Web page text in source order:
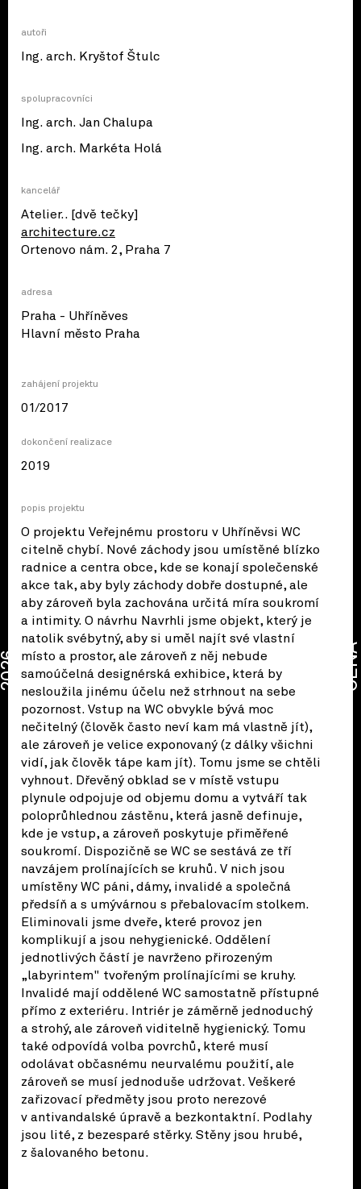
autoři
Ing. arch. Kryštof Štulc
spolupracovníci
Ing. arch. Jan Chalupa
Ing. arch. Markéta Holá
kancelář
Atelier.. [dvě tečky]
architecture.cz
Ortenovo nám. 2, Praha 7
adresa
Praha - Uhříněves
Hlavní město Praha
zahájení projektu
01/2017
dokončení realizace
2019
popis projektu
O projektu Veřejnému prostoru v Uhříněvsi WC
citelně chybí. Nové záchody jsou umístěné blízko
radnice a centra obce, kde se konají společenské
akce tak, aby byly záchody dobře dostupné, ale
aby zároveň byla zachována určitá míra soukromí
a intimity. O návrhu Navrhli jsme objekt, který je
natolik svébytný, aby si uměl najít své vlastní
místo a prostor, ale zároveň z něj nebude
samoúčelná designérská exhibice, která by
nesloužila jinému účelu než strhnout na sebe
pozornost. Vstup na WC obvykle bývá moc
nečitelný (člověk často neví kam má vlastně jít),
ale zároveň je velice exponovaný (z dálky všichni
vidí, jak člověk tápe kam jít). Tomu jsme se chtěli
vyhnout. Dřevěný obklad se v místě vstupu
plynule odpojuje od objemu domu a vytváří tak
poloprůhlednou zástěnu, která jasně definuje,
kde je vstup, a zároveň poskytuje přiměřené
soukromí. Dispozičně se WC se sestává ze tří
navzájem prolínajících se kruhů. V nich jsou
umístěny WC páni, dámy, invalidé a společná
předsíň a s umývárnou s přebalovacím stolkem.
Eliminovali jsme dveře, které provoz jen
komplikují a jsou nehygienické. Oddělení
jednotlivých částí je navrženo přirozeným
„labyrintem" tvořeným prolínajícími se kruhy.
Invalidé mají oddělené WC samostatně přístupné
přímo z exteriéru. Intriér je záměrně jednoduchý
a strohý, ale zároveň viditelně hygienický. Tomu
také odpovídá volba povrchů, které musí
odolávat občasnému neurvalému použití, ale
zároveň se musí jednoduše udržovat. Veškeré
zařizovací předměty jsou proto nerezové
v antivandalské úpravě a bezkontaktní. Podlahy
jsou lité, z bezesparé stěrky. Stěny jsou hrubé,
z šalovaného betonu.
2026 CENA